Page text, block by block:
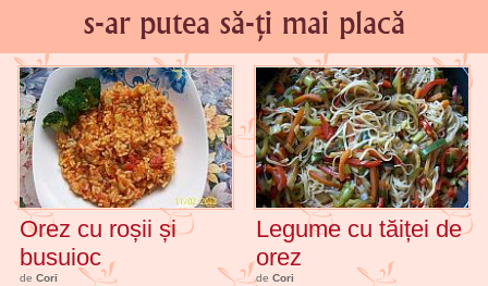
s-ar putea să-ți mai placă
Orez cu roșii și
busuioc
de Cori
Legume cu tăiței de
orez
de Cori